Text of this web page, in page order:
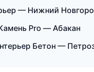
— Нижний
Pro — Абакан
Бетон —